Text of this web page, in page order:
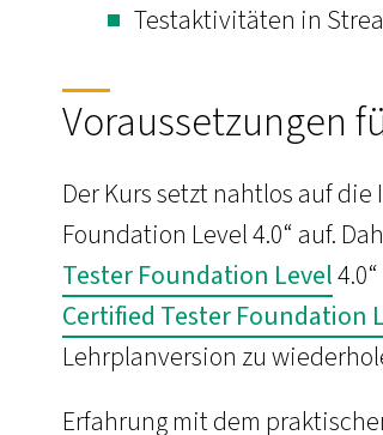
Testaktivitäten in
Voraussetzungen
Der Kurs setzt nahtlos auf
Foundation Level 4.0“ auf.
Tester Foundation Level
Certified Tester Foundation
Lehrplanversion zu
Erfahrung mit dem